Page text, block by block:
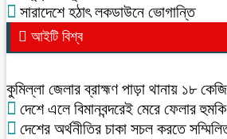
সারাদেশে হঠাৎ লকডাউনে ভোগান্তি
আইটি বিশ্ব
কুমিল্লা জেলার ব্রাহ্মণ পাড়া থানায় ১৮
দেশে এলে বিমানবন্দরেই মেরে ফেলার
দেশের অর্থনীতির চাকা সচল করতে